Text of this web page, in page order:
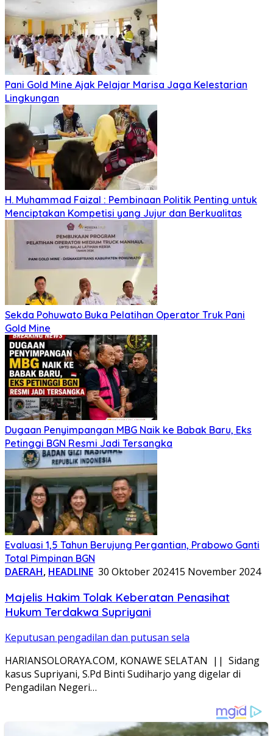
Pani Gold Mine Ajak Pelajar Marisa Jaga Kelestarian
Lingkungan
H. Muhammad Faizal : Pembinaan Politik Penting untuk
Menciptakan Kompetisi yang Jujur dan Berkualitas
Sekda Pohuwato Buka Pelatihan Operator Truk Pani
Gold Mine
Dugaan Penyimpangan MBG Naik ke Babak Baru, Eks
Petinggi BGN Resmi Jadi Tersangka
Evaluasi 1,5 Tahun Berujung Pergantian, Prabowo Ganti
Total Pimpinan BGN
DAERAH, HEADLINE 30 Oktober 202415 November 2024
Majelis Hakim Tolak Keberatan Penasihat
Hukum Terdakwa Supriyani
Keputusan pengadilan dan putusan sela
HARIANSOLORAYA.COM, KONAWE SELATAN || Sidang
kasus Supriyani, S.Pd Binti Sudiharjo yang digelar di
Pengadilan Negeri…